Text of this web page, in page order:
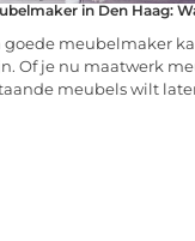
in Den Haag:
goede meubelmaker
Of je nu maatwerk
meubels wilt